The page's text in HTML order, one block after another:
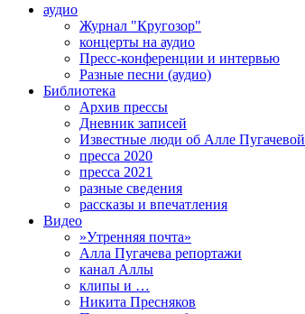
аудио
Журнал "Кругозор"
концерты на аудио
Пресс-конференции и интервью
Разные песни (аудио)
Библиотека
Архив прессы
Дневник записей
Известные люди об Алле Пугачевой
пресса 2020
пресса 2021
разные сведения
рассказы и впечатления
Видео
»Утренняя почта»
Алла Пугачева репортажи
канал Аллы
клипы и …
Никита Пресняков